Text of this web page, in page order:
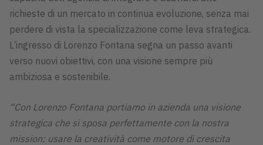
richieste di un mercato in continua evoluzione, senza mai
perdere di vista la specializzazione come leva strategica.
L’ingresso di Lorenzo Fontana segna un passo avanti
verso nuovi obiettivi, con una visione sempre più
ambiziosa e sostenibile.
“Con Lorenzo Fontana portiamo in azienda una visione
strategica che si sposa perfettamente con la nostra
mission: usare la creatività come motore di crescita